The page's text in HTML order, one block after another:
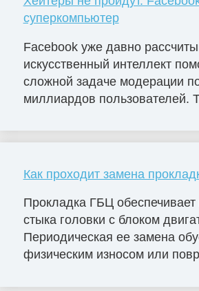
суперкомпьютер
Facebook уже давно
искусственный интеллект
сложной задаче модерации
миллиардов пользователей.
Как проходит замена
Прокладка ГБЦ обеспечивает
стыка головки с блоком
Периодическая ее замена
физическим износом или